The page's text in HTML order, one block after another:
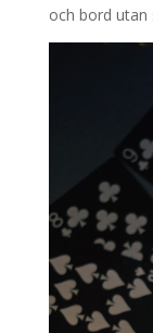
och bord utan